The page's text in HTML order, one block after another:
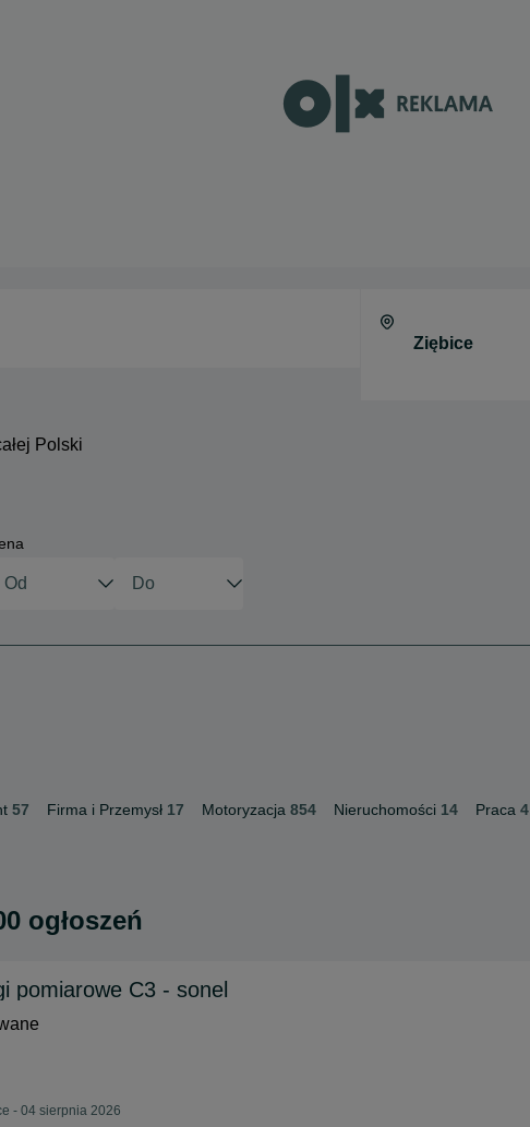
Polski
57 Firma i Przemysł 17 Motoryzacja 854 Nieruchomości 14 Praca 4
ogłoszeń
pomiarowe C3 - sonel
- 04 sierpnia 2026